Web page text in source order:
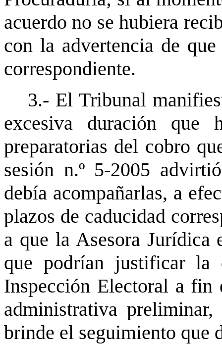
acuerdo no se hubiera
con la advertencia de
correspondiente.
3.- El Tribunal
excesiva duración que
preparatorias del cobro
sesión n.º 5-2005
debía acompañarlas, a
plazos de caducidad
a que la Asesora Jurídica
que podrían justificar la
Inspección Electoral a
administrativa
brinde el seguimiento que